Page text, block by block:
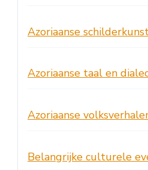
Azoriaanse
Azoriaanse taal en
Azoriaanse
Belangrijke culturele